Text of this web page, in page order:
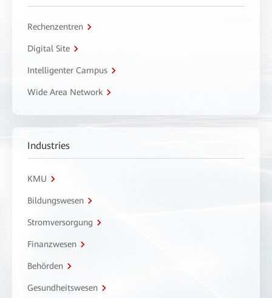
Rechenzentren
Digital Site
Intelligenter Campus
Wide Area Network
Industries
KMU
Bildungswesen
Stromversorgung
Finanzwesen
Behörden
Gesundheitswesen